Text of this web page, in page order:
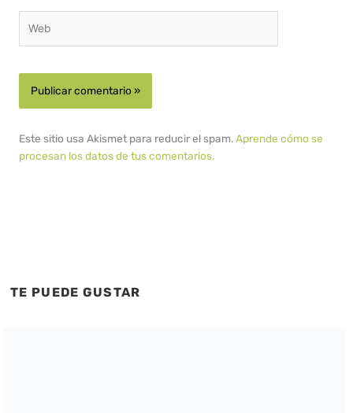
Este sitio usa Akismet para reducir el spam.Aprende cómo se
procesan los datos de tus comentarios.
TE PUEDE GUSTAR